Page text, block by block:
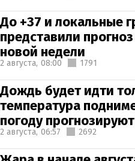
До +37 и локальные
представили
новой недели
2 августа, 08:00 1791
Дождь будет идти
температура
погоду
2 августа, 06:57 2692